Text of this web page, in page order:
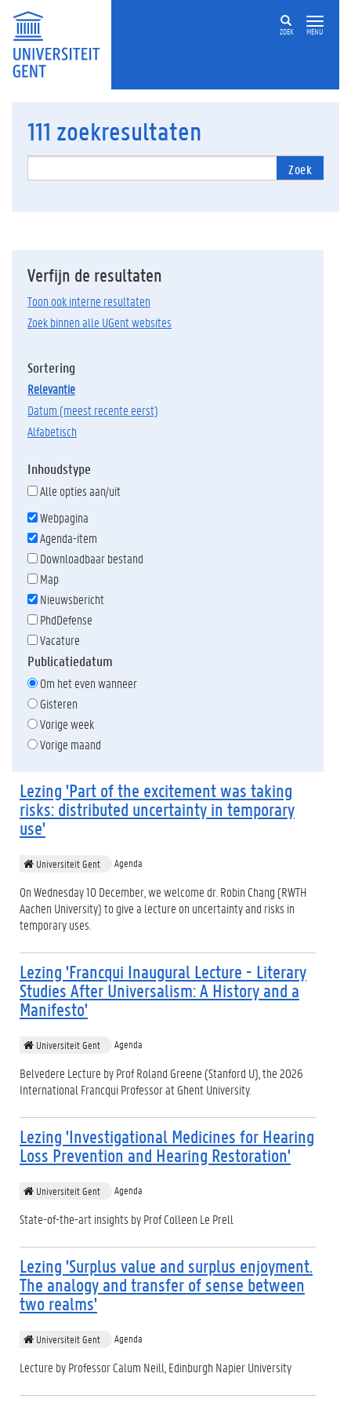
ZOEK MENU
111 zoekresultaten
Zoek
Verfijn de resultaten
Toon ook interne resultaten
Zoek binnen alle UGent websites
Sortering
relevantie
datum (meest recente eerst)
alfabetisch
Inhoudstype
Alle opties aan/uit
Webpagina
Agenda-item
Downloadbaar bestand
Map
Nieuwsbericht
PhdDefense
Vacature
Publicatiedatum
Om het even wanneer
Gisteren
Vorige week
Vorige maand
Lezing 'Part of the excitement was taking
risks: distributed uncertainty in temporary
use'
Universiteit Gent Agenda
On Wednesday 10 December, we welcome dr. Robin Chang (RWTH
Aachen University) to give a lecture on uncertainty and risks in
temporary uses.
Lezing 'Francqui Inaugural Lecture - Literary
Studies After Universalism: A History and a
Manifesto'
Universiteit Gent Agenda
Belvedere Lecture by Prof Roland Greene (Stanford U), the 2026
International Francqui Professor at Ghent University.
Lezing 'Investigational Medicines for Hearing
Loss Prevention and Hearing Restoration'
Universiteit Gent Agenda
State-of-the-art insights by Prof Colleen Le Prell
Lezing 'Surplus value and surplus enjoyment.
The analogy and transfer of sense between
two realms'
Universiteit Gent Agenda
Lecture by Professor Calum Neill, Edinburgh Napier University